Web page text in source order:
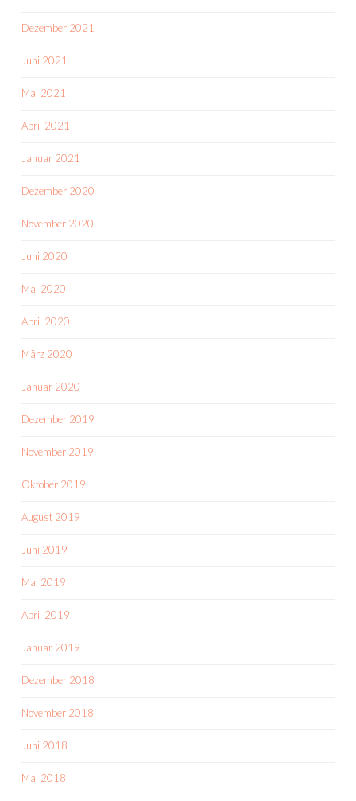
Dezember 2021
Juni 2021
Mai 2021
April 2021
Januar 2021
Dezember 2020
November 2020
Juni 2020
Mai 2020
April 2020
März 2020
Januar 2020
Dezember 2019
November 2019
Oktober 2019
August 2019
Juni 2019
Mai 2019
April 2019
Januar 2019
Dezember 2018
November 2018
Juni 2018
Mai 2018